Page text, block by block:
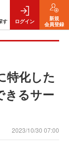
す ログイン
新規
会員登録
特化した
きるサー
2023/10/30 07:00